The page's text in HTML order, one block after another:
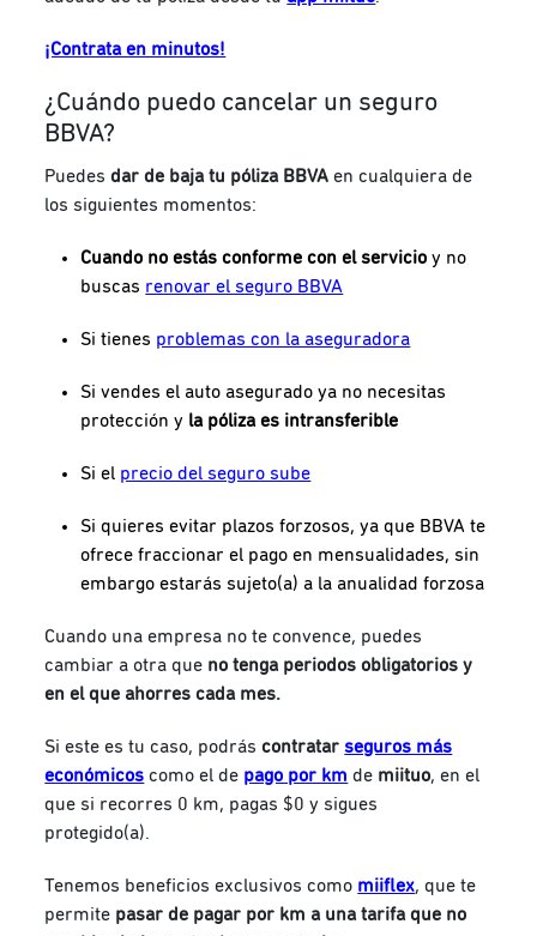
¡Contrata en minutos!
¿Cuándo puedo cancelar un seguro
BBVA?
Puedes dar de baja tu póliza BBVA en cualquiera de
los siguientes momentos:
Cuando no estás conforme con el servicio y no
buscas renovar el seguro BBVA
Si tienes problemas con la aseguradora
Si vendes el auto asegurado ya no necesitas
protección y la póliza es intransferible
Si el precio del seguro sube
Si quieres evitar plazos forzosos, ya que BBVA te
ofrece fraccionar el pago en mensualidades, sin
embargo estarás sujeto(a) a la anualidad forzosa
Cuando una empresa no te convence, puedes
cambiar a otra que no tenga periodos obligatorios y
en el que ahorres cada mes.
Si este es tu caso, podráscontratarseguros más
económicos como el de pago por km de miituo, en el
que si recorres 0 km, pagas $0 y sigues
protegido(a).
Tenemos beneficios exclusivos como miiflex, que te
permite pasar de pagar por km a una tarifa que no